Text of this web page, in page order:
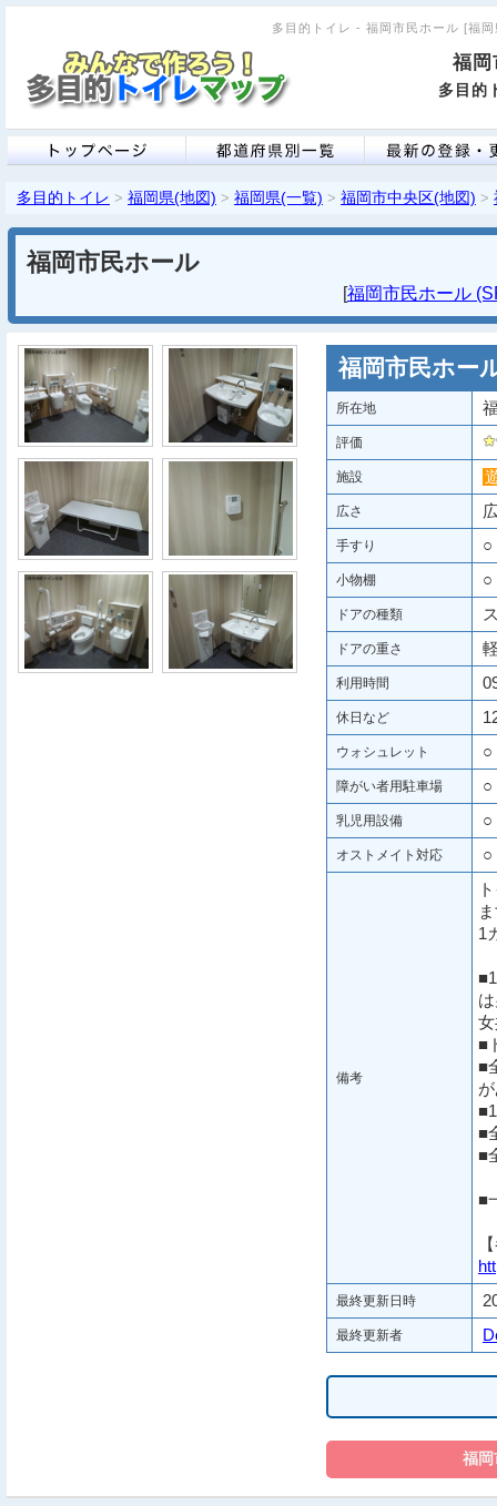
多目的トイレ - 福岡市民ホール [福
福岡
多目的
多目的トイレ > 福岡県(地図) > 福岡県(一覧) > 福岡市中央区(地図) >
福岡市民ホール
[福岡市民ホール
福岡市民ホー
所在地
評価
施設
広さ
手すり ○
小物棚 ○
ドアの種類
ドアの重さ
利用時間
休日など
ウォシュレット ○
障がい者用駐車場 ○
乳児用設備 ○
オストメイト対応 ○
備考
1
■
■
■
■
■
最終更新日時
最終更新者